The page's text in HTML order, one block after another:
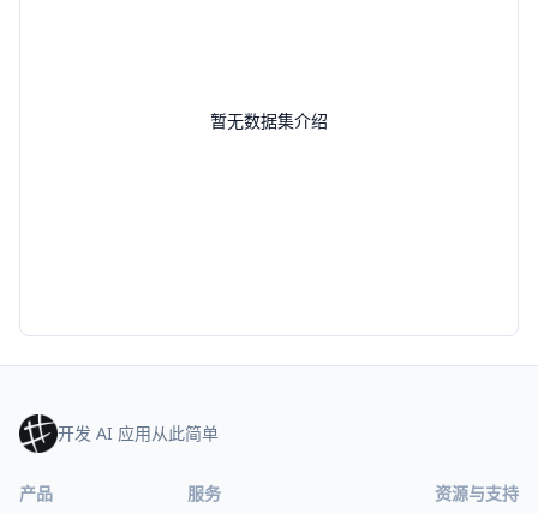
暂无数据集介绍
开发 AI 应用从此简单
产品 服务 资源与支持